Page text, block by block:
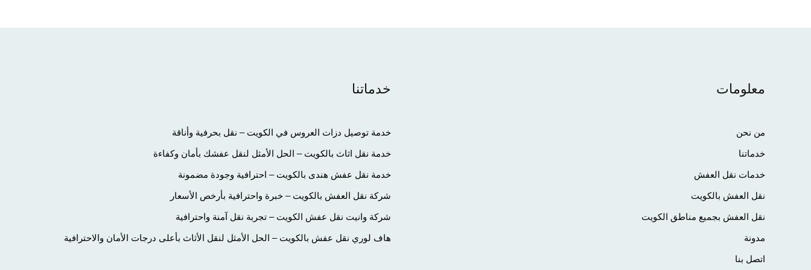
خدماتنا
خدمة توصيل دزات العروس في الكويت – نقل بحرفية وأناقة
خدمة نقل اثاث بالكويت – الحل الأمثل لنقل عفشك بأمان وكفاءة
خدمة نقل عفش هندى بالكويت – احترافية وجودة مضمونة
شركة نقل العفش بالكويت – خبرة واحترافية بأرخص الأسعار
شركة وانيت نقل عفش الكويت – تجربة نقل آمنة واحترافية
هاف لوري نقل عفش بالكويت – الحل الأمثل لنقل الأثاث بأعلى درجات الأمان والاحترافية
معلومات
من نحن
خدماتنا
خدمات نقل العفش
نقل العفش بالكويت
نقل العفش بجميع مناطق الكويت
مدونة
اتصل بنا